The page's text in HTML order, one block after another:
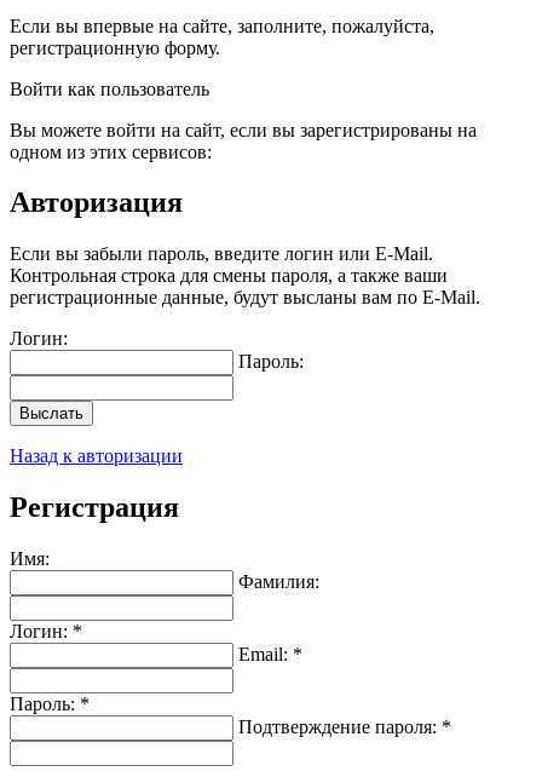
Если вы впервые на сайте, заполните, пожалуйста,
регистрационную форму.
Войти как пользователь
Вы можете войти на сайт, если вы зарегистрированы на
одном из этих сервисов:
Авторизация
Если вы забыли пароль, введите логин или E-Mail.
Контрольная строка для смены пароля, а также ваши
регистрационные данные, будут высланы вам по E-Mail.
Логин:
Пароль:
Выслать
Назад к авторизации
Регистрация
Имя:
Фамилия:
Логин: *
Email: *
Пароль: *
Подтверждение пароля: *